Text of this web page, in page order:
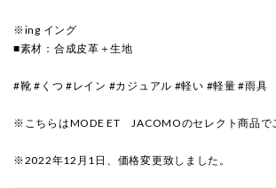
※ing イング
■素材：合成皮革＋生地
#靴 #くつ #レイン #カジュアル #軽い #軽量 #雨具
※こちらはMODE ET JACOMOのセレクト商品で
※2022年12月1日、価格変更致しました。